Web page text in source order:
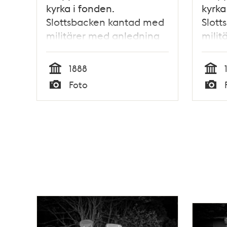
kyrka i fonden.
Slottsbacken kantad med
militärer med anledning
av kejsar Vilhelm II:s
besök i Stockholm
Tid
1888
Typ
Foto
av
Tid
Typ